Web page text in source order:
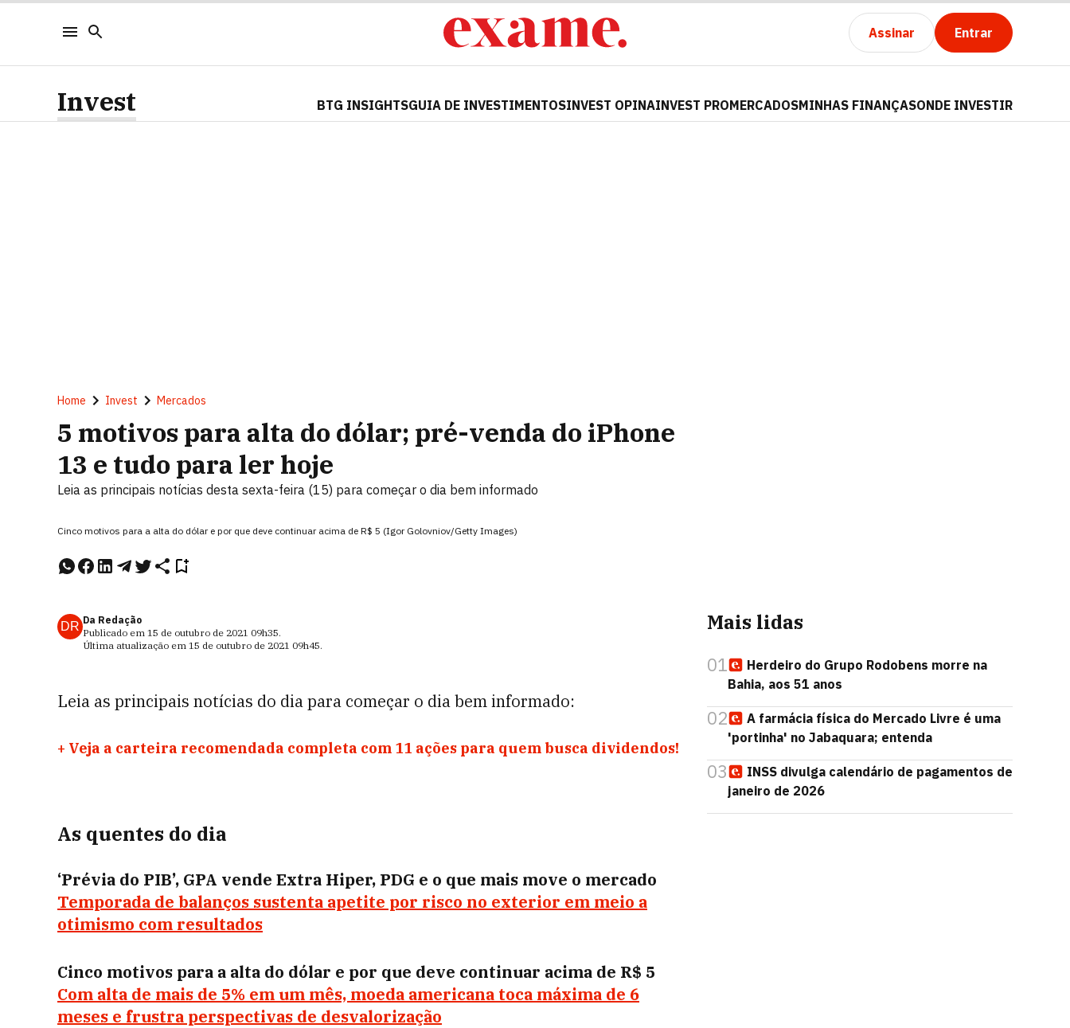
Assinar Entrar
Invest BTG INSIGHTSGUIA DE INVESTIMENTOSINVEST OPINAINVEST PROMERCADOSMINHAS FINANÇASONDE INVESTIR
Home Invest Mercados
5 motivos para alta do dólar; pré-venda do iPhone
13 e tudo para ler hoje
Leia as principais notícias desta sexta-feira (15) para começar o dia bem informado
Cinco motivos para a alta do dólar e por que deve continuar acima de R$ 5 (Igor Golovniov/Getty Images)
DR Da Redação
Publicado em 15 de outubro de 2021 09h35.
Última atualização em 15 de outubro de 2021 09h45.
Leia as principais notícias do dia para começar o dia bem informado:
+ Veja a carteira recomendada completa com 11 ações para quem busca dividendos!
As quentes do dia
‘Prévia do PIB’, GPA vende Extra Hiper, PDG e o que mais move o mercado
Temporada de balanços sustenta apetite por risco no exterior em meio a
otimismo com resultados
Cinco motivos para a alta do dólar e por que deve continuar acima de R$ 5
Com alta de mais de 5% em um mês, moeda americana toca máxima de 6
meses e frustra perspectivas de desvalorização
Mais lidas
01
Herdeiro do Grupo Rodobens morre na
Bahia, aos 51 anos
02
A farmácia física do Mercado Livre é uma
'portinha' no Jabaquara; entenda
03
INSS divulga calendário de pagamentos de
janeiro de 2026